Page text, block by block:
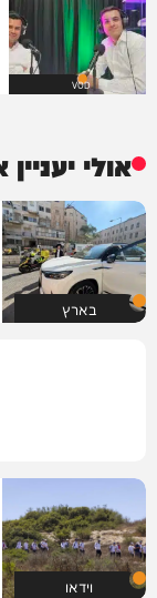
VOD
אולי
בארץ
וידאו